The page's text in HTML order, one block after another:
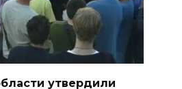
утвердили